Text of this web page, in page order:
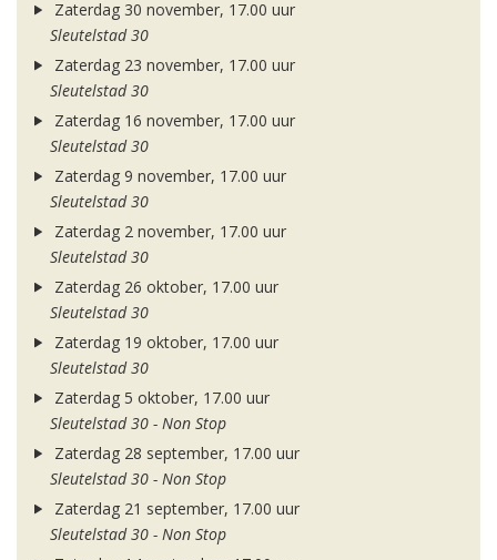
Zaterdag 30 november, 17.00 uur
Sleutelstad 30
Zaterdag 23 november, 17.00 uur
Sleutelstad 30
Zaterdag 16 november, 17.00 uur
Sleutelstad 30
Zaterdag 9 november, 17.00 uur
Sleutelstad 30
Zaterdag 2 november, 17.00 uur
Sleutelstad 30
Zaterdag 26 oktober, 17.00 uur
Sleutelstad 30
Zaterdag 19 oktober, 17.00 uur
Sleutelstad 30
Zaterdag 5 oktober, 17.00 uur
Sleutelstad 30 - Non Stop
Zaterdag 28 september, 17.00 uur
Sleutelstad 30 - Non Stop
Zaterdag 21 september, 17.00 uur
Sleutelstad 30 - Non Stop